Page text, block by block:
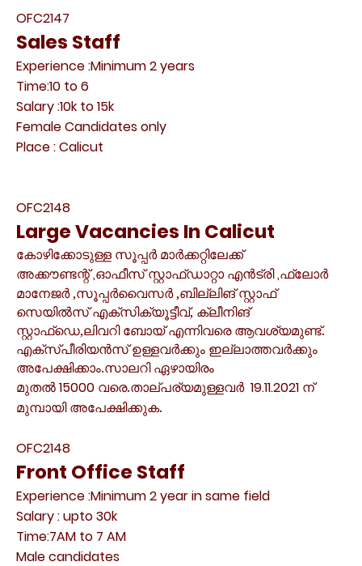
OFC2147
Sales Staff
Experience :Minimum 2 years
Time:10 to 6
Salary :10k to 15k
Female Candidates only
Place : Calicut
OFC2148
Large Vacancies In Calicut
കോഴിക്കോടുള്ള സൂപ്പർ മാർക്കറ്റിലേക്ക്
അക്കൗണ്ടന്റ്,ഓഫീസ് സ്റ്റാഫ്ഡാറ്റാ എൻട്രി,ഫ്ലോർ
മാനേജർ ,സൂപ്പർവൈസർ ,ബില്ലിങ് സ്റ്റാഫ്
സെയിൽസ് എക്സിക്യൂട്ടീവ്, ക്ലീനിങ്
സ്റ്റാഫ്ഡെ,ലിവറി ബോയ് എന്നിവരെ ആവശ്യമുണ്ട്.
എക്സ്പീരിയൻസ് ഉള്ളവർക്കും ഇല്ലാത്തവർക്കും
അപേക്ഷിക്കാം.സാലറി ഏഴായിരം
മുതൽ15000 വരെ.താല്പര്യമുള്ളവർ 19.11.2021 ന്
മുമ്പായി അപേക്ഷിക്കുക.
OFC2148
Front Office Staff
Experience :Minimum 2 year in same field
Salary : upto 30k
Time:7AM to 7 AM
Male candidates